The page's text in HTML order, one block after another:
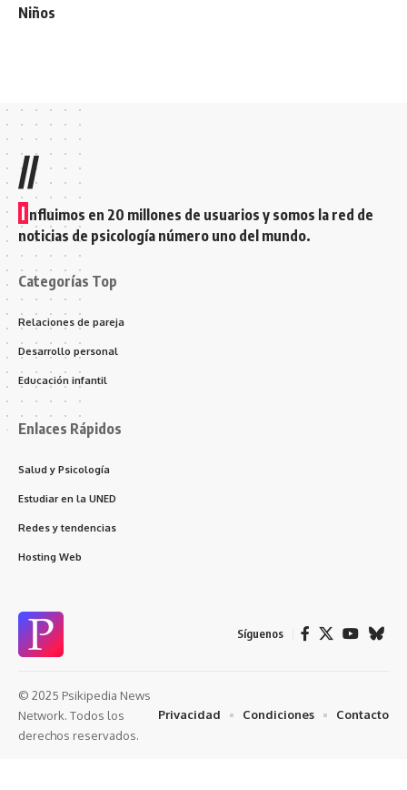
Niños
//
I nfluimos en 20 millones de usuarios y somos la red de
noticias de psicología número uno del mundo.
Categorías Top
Relaciones de pareja
Desarrollo personal
Educación infantil
Enlaces Rápidos
Salud y Psicología
Estudiar en la UNED
Redes y tendencias
Hosting Web
Síguenos
© 2025 Psikipedia News
Network. Todos los
derechos reservados.
Privacidad Condiciones Contacto